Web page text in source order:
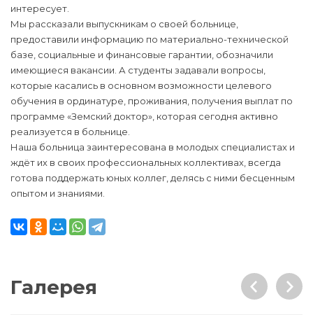
интересует.
Мы рассказали выпускникам о своей больнице,
предоставили информацию по материально-технической
базе, социальные и финансовые гарантии, обозначили
имеющиеся вакансии. А студенты задавали вопросы,
которые касались в основном возможности целевого
обучения в ординатуре, проживания, получения выплат по
программе «Земский доктор», которая сегодня активно
реализуется в больнице.
Наша больница заинтересована в молодых специалистах и
ждёт их в своих профессиональных коллективах, всегда
готова поддержать юных коллег, делясь с ними бесценным
опытом и знаниями.
Галерея